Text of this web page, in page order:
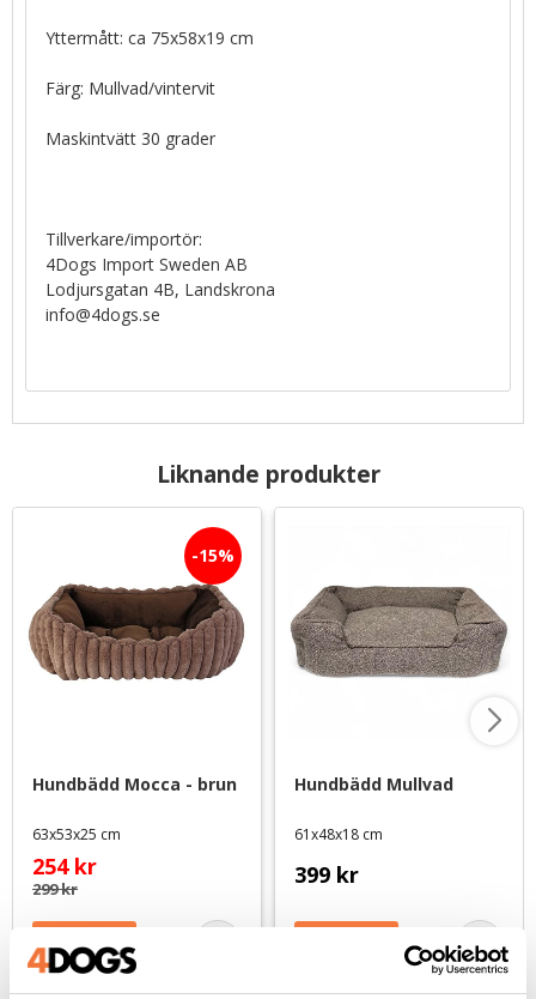
Yttermått: ca 75x58x19 cm
Färg: Mullvad/vintervit
Maskintvätt 30 grader
Tillverkare/importör:
4Dogs Import Sweden AB
Lodjursgatan 4B, Landskrona
info@4dogs.se
Liknande produkter
Hundbädd Mocca - brun
63x53x25 cm
254 kr
299kr
15%
Hundbädd Mullvad
61x48x18 cm
399 kr